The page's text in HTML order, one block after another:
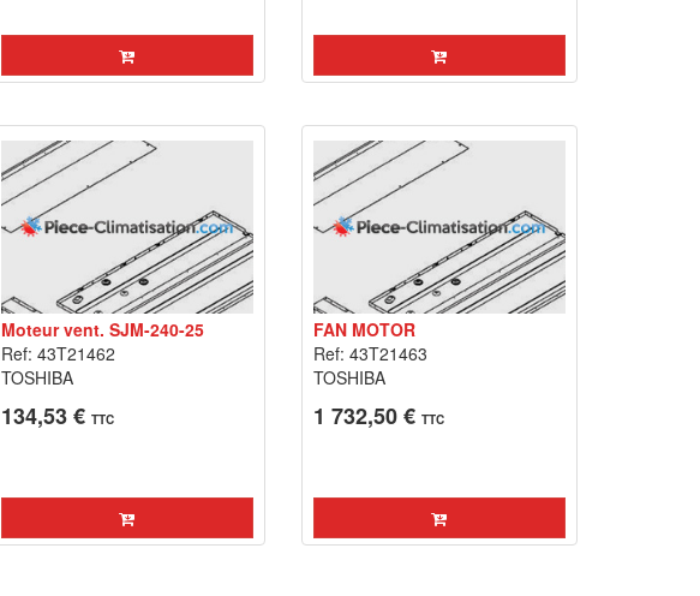
Moteur vent. SJM-240-25
Ref: 43T21462
TOSHIBA
134,53 € TTC
FAN MOTOR
Ref: 43T21463
TOSHIBA
1 732,50 € TTC